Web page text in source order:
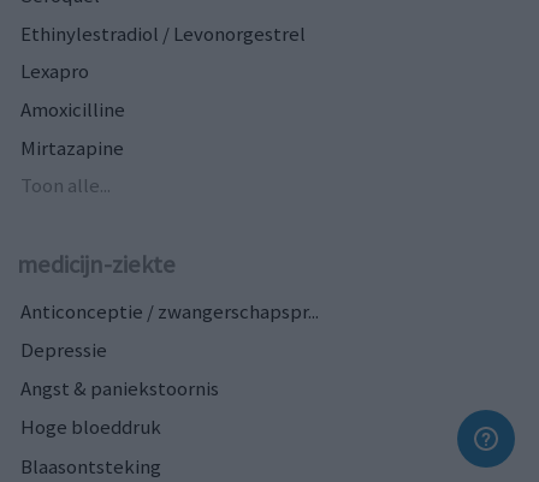
Ethinylestradiol / Levonorgestrel
Lexapro
Amoxicilline
Mirtazapine
Toon alle...
medicijn-ziekte
Anticonceptie / zwangerschapspr...
Depressie
Angst & paniekstoornis
Hoge bloeddruk
Blaasontsteking